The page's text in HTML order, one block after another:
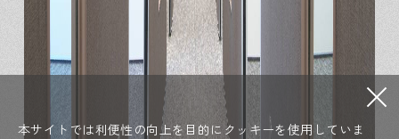
本サイトでは利便性の向上を目的にクッキーを使用していま